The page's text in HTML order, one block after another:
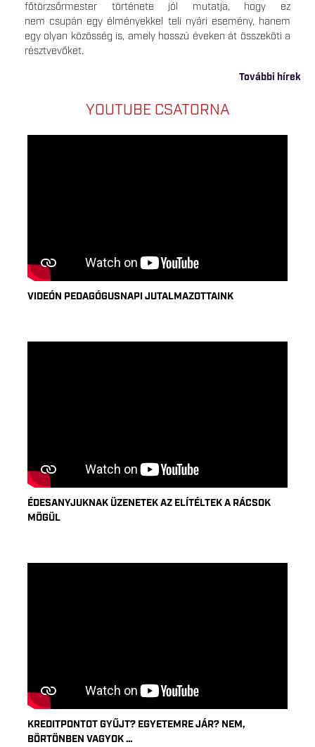
főtörzsőrmester története jól mutatja, hogy ez
nem csupán egy élményekkel teli nyári esemény, hanem
egy olyan közösség is, amely hosszú éveken át összeköti a
résztvevőket.
További hírek
YOUTUBE CSATORNA
VIDEÓN PEDAGÓGUSNAPI JUTALMAZOTTAINK
ÉDESANYJUKNAK ÜZENETEK AZ ELÍTÉLTEK A RÁCSOK
MÖGÜL
KREDITPONTOT GYŰJT? EGYETEMRE JÁR? NEM,
BÖRTÖNBEN VAGYOK …